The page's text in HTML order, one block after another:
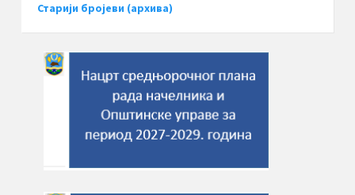
Старији бројеви (архива)